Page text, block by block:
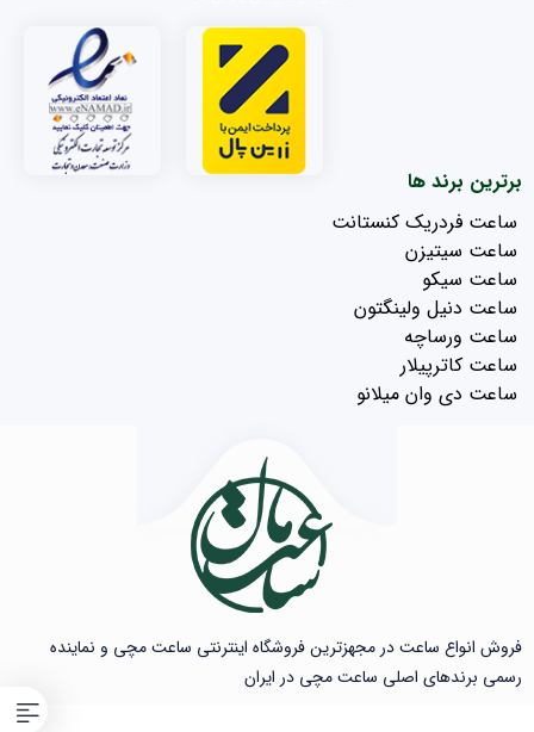
برترین برند ها
ساعت فردریک کنستانت
ساعت سیتیزن
ساعت سیکو
ساعت دنیل ولینگتون
ساعت ورساچه
ساعت کاترپیلار
ساعت دی وان میلانو
فروش انواع ساعت در مجهزترین فروشگاه اینترنتی ساعت مچی و نماینده
رسمی برندهای اصلی ساعت مچی در ایران